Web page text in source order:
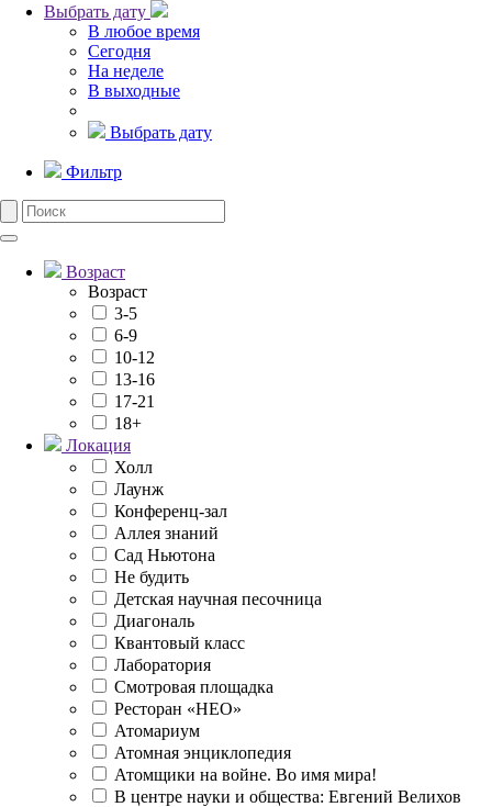
Выбрать дату
В любое время
Сегодня
На неделе
В выходные
Выбрать дату
Фильтр
Возраст
Возраст
3-5
6-9
10-12
13-16
17-21
18+
Локация
Холл
Лаунж
Конференц-зал
Аллея знаний
Сад Ньютона
Не будить
Детская научная песочница
Диагональ
Квантовый класс
Лаборатория
Смотровая площадка
Ресторан «НЕО»
Атомариум
Атомная энциклопедия
Атомщики на войне. Во имя мира!
В центре науки и общества: Евгений Велихов